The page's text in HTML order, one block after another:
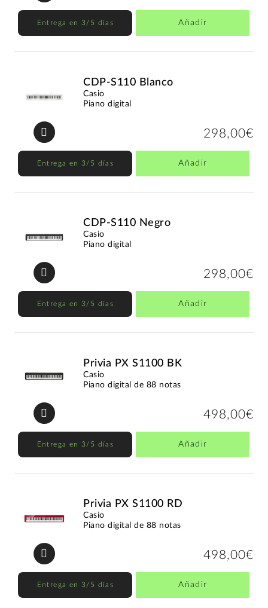
Entrega en 3/5 días Añadir
CDP-S110 Blanco
Casio
Piano digital
298,00€
Entrega en 3/5 días Añadir
CDP-S110 Negro
Casio
Piano digital
298,00€
Entrega en 3/5 días Añadir
Privia PX S1100 BK
Casio
Piano digital de 88 notas
498,00€
Entrega en 3/5 días Añadir
Privia PX S1100 RD
Casio
Piano digital de 88 notas
498,00€
Entrega en 3/5 días Añadir